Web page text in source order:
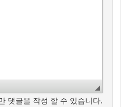
댓글을 작성 할 수 있습니다.